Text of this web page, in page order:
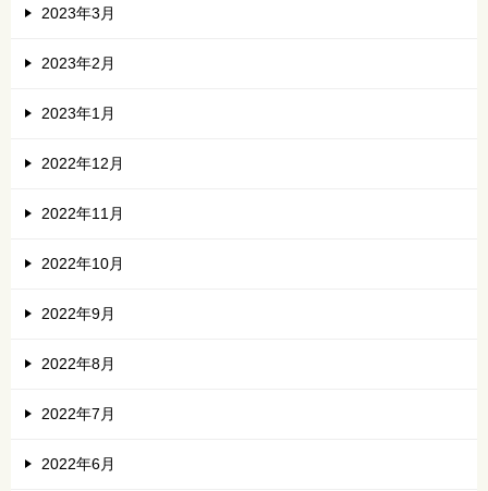
2023年3月
2023年2月
2023年1月
2022年12月
2022年11月
2022年10月
2022年9月
2022年8月
2022年7月
2022年6月